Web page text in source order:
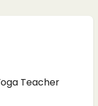
Teacher